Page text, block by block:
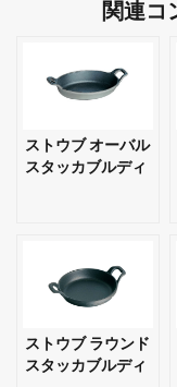
関連コ
ストウブ オーバル
スタッカブルディ
ストウブ ラウンド
スタッカブルディ